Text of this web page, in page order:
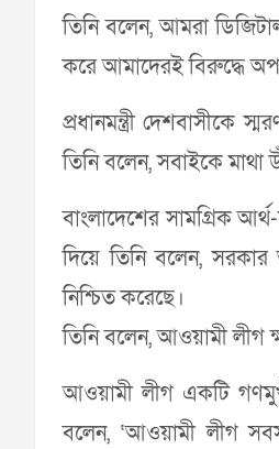
তিনি বলেন, আমরা
করে আমাদেরই বিরুদ্ধে
প্রধানমন্ত্রী দেশবাসীকে
তিনি বলেন, সবাইকে মাথা
বাংলাদেশের সামগ্রিক
দিয়ে তিনি বলেন, সরকার
নিশ্চিত করেছে।
তিনি বলেন, আওয়ামী লীগ
আওয়ামী লীগ একটি
বলেন, ‘আওয়ামী লীগ